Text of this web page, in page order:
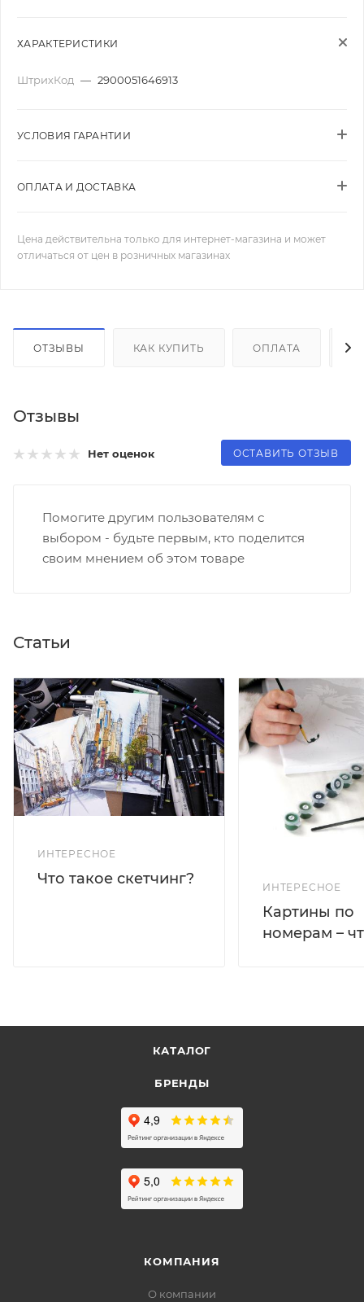
ХАРАКТЕРИСТИКИ
ШтрихКод — 2900051646913
УСЛОВИЯ ГАРАНТИИ
ОПЛАТА И ДОСТАВКА
Цена действительна только для интернет-магазина и может
отличаться от цен в розничных магазинах
ОТЗЫВЫ КАК КУПИТЬ ОПЛАТА
Отзывы
Нет оценок ОСТАВИТЬ ОТЗЫВ
Помогите другим пользователям с
выбором - будьте первым, кто поделится
своим мнением об этом товаре
Статьи
ИНТЕРЕСНОЕ
Что такое скетчинг?
ИНТЕРЕСНОЕ
Картины по
номерам –
КАТАЛОГ
БРЕНДЫ
КОМПАНИЯ
О компании